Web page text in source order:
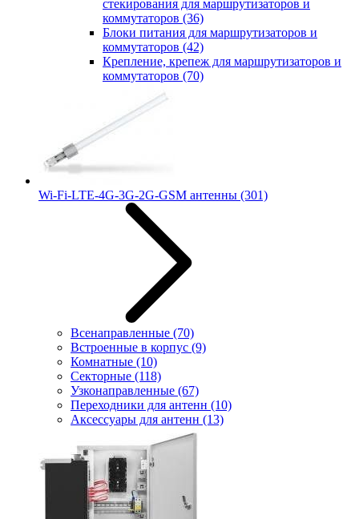
стекирования для маршрутизаторов и
коммутаторов (36)
Блоки питания для маршрутизаторов и
коммутаторов (42)
Крепление, крепеж для маршрутизаторов и
коммутаторов (70)
Wi-Fi-LTE-4G-3G-2G-GSM антенны (301)
Всенаправленные (70)
Встроенные в корпус (9)
Комнатные (10)
Секторные (118)
Узконаправленные (67)
Переходники для антенн (10)
Аксессуары для антенн (13)